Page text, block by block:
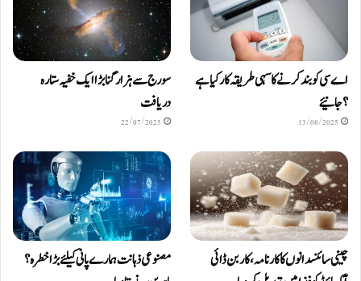
اے سی کو بند کرنے کا سہی طریقہ کار کیا ہے
؟ جانیئے
13/08/2025
سورج سے ہزار گنا بڑا ایک خفیہ ستارہ
دریافت
22/07/2025
چینی سائنسدانوں کا کارنامہ، کاربن ڈائی
مصنوعی ذہانت ہمارے پانی کیلئے بڑا خطرہ؟